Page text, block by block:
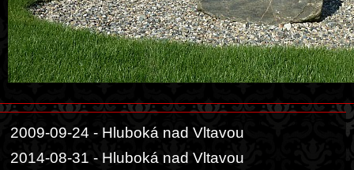
2009-09-24 - Hluboká nad Vltavou
2014-08-31 - Hluboká nad Vltavou